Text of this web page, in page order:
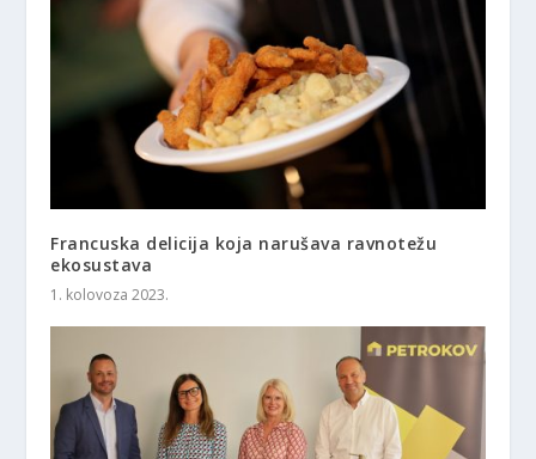
Francuska delicija koja narušava ravnotežu
ekosustava
1. kolovoza 2023.